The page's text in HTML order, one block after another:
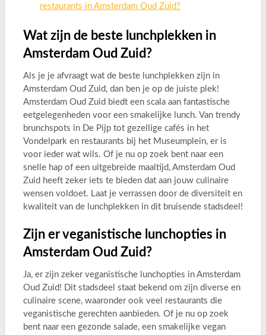
restaurants in Amsterdam Oud Zuid?
Wat zijn de beste lunchplekken in
Amsterdam Oud Zuid?
Als je je afvraagt wat de beste lunchplekken zijn in
Amsterdam Oud Zuid, dan ben je op de juiste plek!
Amsterdam Oud Zuid biedt een scala aan fantastische
eetgelegenheden voor een smakelijke lunch. Van trendy
brunchspots in De Pijp tot gezellige cafés in het
Vondelpark en restaurants bij het Museumplein, er is
voor ieder wat wils. Of je nu op zoek bent naar een
snelle hap of een uitgebreide maaltijd, Amsterdam Oud
Zuid heeft zeker iets te bieden dat aan jouw culinaire
wensen voldoet. Laat je verrassen door de diversiteit en
kwaliteit van de lunchplekken in dit bruisende stadsdeel!
Zijn er veganistische lunchopties in
Amsterdam Oud Zuid?
Ja, er zijn zeker veganistische lunchopties in Amsterdam
Oud Zuid! Dit stadsdeel staat bekend om zijn diverse en
culinaire scene, waaronder ook veel restaurants die
veganistische gerechten aanbieden. Of je nu op zoek
bent naar een gezonde salade, een smakelijke vegan